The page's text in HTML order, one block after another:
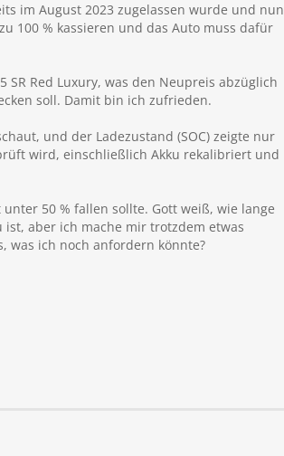
im August 2023 zugelassen wurde und nun
100 % kassieren und das Auto muss dafür
Red Luxury, was den Neupreis abzüglich
soll. Damit bin ich zufrieden.
und der Ladezustand (SOC) zeigte nur
wird, einschließlich Akku rekalibriert und
50 % fallen sollte. Gott weiß, wie lange
ist, aber ich mache mir trotzdem etwas
was ich noch anfordern könnte?